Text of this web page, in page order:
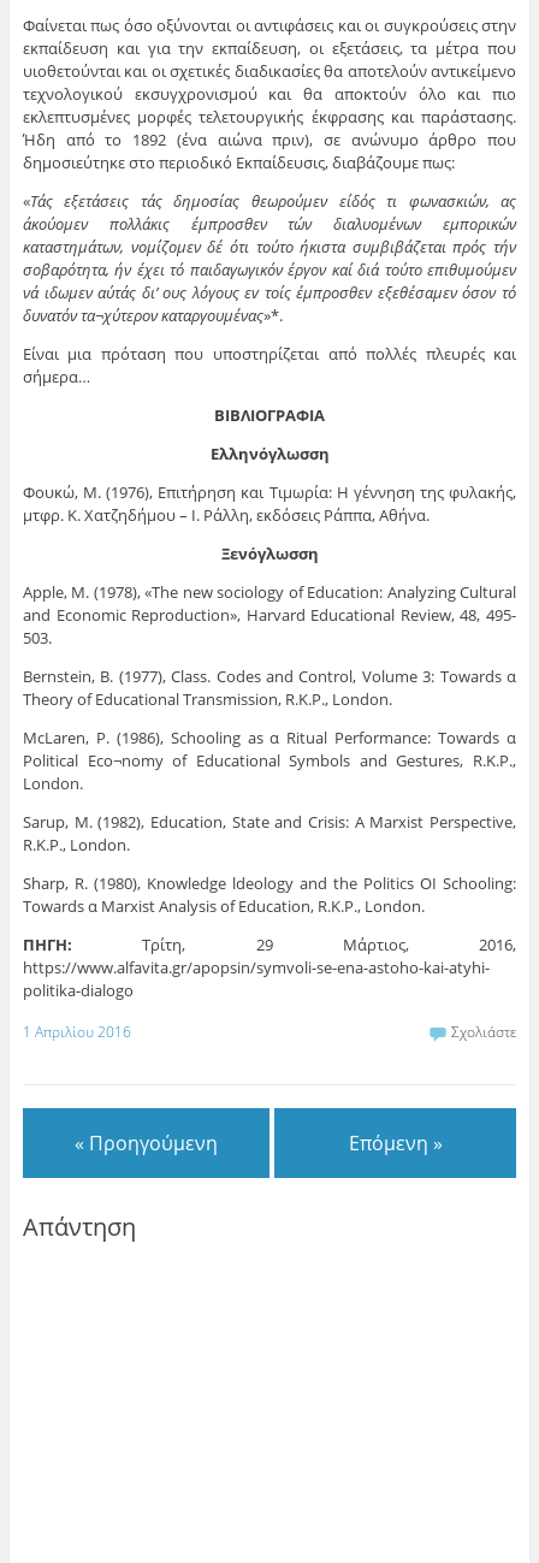
Φαίνεται πως όσο οξύνονται οι αντιφάσεις και οι συγκρούσεις στην
εκπαίδευση και για την εκπαίδευση, οι εξετάσεις, τα μέτρα που
υιοθετούνται και οι σχετικές διαδικασίες θα αποτελούν αντικείμενο
τεχνολογικού εκσυγχρονισμού και θα αποκτούν όλο και πιο
εκλεπτυσμένες μορφές τελετουργικής έκφρασης και παράστασης.
Ήδη από το 1892 (ένα αιώνα πριν), σε ανώνυμο άρθρο που
δημοσιεύτηκε στο περιοδικό Εκπαίδευσις, διαβάζουμε πως:
«Τάς εξετάσεις τάς δημοσίας θεωρούμεν είδός τι φωνασκιών, ας
άκούομεν πολλάκις έμπροσθεν τών διαλυομένων εμπορικών
καταστημάτων, νομίζομεν δέ ότι τούτο ήκιστα συμβιβάζεται πρός τήν
σοβαρότητα, ήν έχει τό παιδαγωγικόν έργον καί διά τούτο επιθυμούμεν
νά ιδωμεν αύτάς δι’ ους λόγους εv τοίς έμπροσθεν εξεθέσαμεν όσον τό
δυνατόν τα¬χύτερον καταργουμένας»*.
Είναι μια πρόταση που υποστηρίζεται από πολλές πλευρές και
σήμερα…
ΒΙΒΛΙΟΓΡΑΦΙΑ
Ελληνόγλωσση
Φουκώ, Μ. (1976), Επιτήρηση και Τιμωρία: Η γέννηση της φυλακής,
μτφρ. Κ. Χατζηδήμου – Ι. Ράλλη, εκδόσεις Ράππα, Αθήνα.
Ξενόγλωσση
Apple, Μ. (1978), «The new sociology of Education: Analyzing Cultural
and Economic Reproduction», Harvard Educational Review, 48, 495-
503.
Bernstein, Β. (1977), Class. Codes and Control, Volume 3: Towards α
Theory of Educational Transmission, R.K.P., London.
McLaren, Ρ. (1986), Schooling as α Ritual Performance: Towards α
Political Eco¬nomy of Educational Symbols and Gestures, R.K.P.,
London.
Sarup, Μ. (1982), Education, State and Crisis: Α Marxist Perspective,
R.K.P., London.
Sharp, R. (1980), Knowledge ldeology and the Politics ΟΙ Schooling:
Towards α Marxist Analysis of Education, R.K.P., London.
ΠΗΓΗ: Τρίτη, 29 Μάρτιος, 2016,
https://www.alfavita.gr/apopsin/symvoli-se-ena-astoho-kai-atyhi-
politika-dialogo
1 Απριλίου 2016 Σχολιάστε
« Προηγούμενη Επόμενη »
Απάντηση